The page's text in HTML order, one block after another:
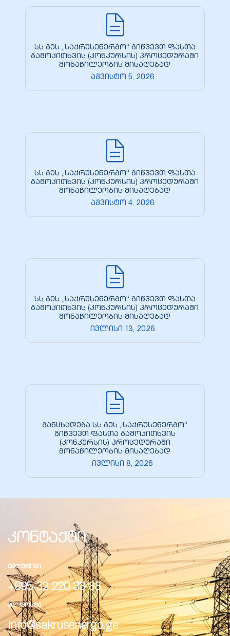
სს გეს „საქრუსენერგო“ გიწვევთ ფასთა
გამოკითხვის (კონკურსის) პროცედურაში
მონაწილეობის მისაღებად
აგვისტო 5, 2026
სს გეს „საქრუსენერგო“ გიწვევთ ფასთა
გამოკითხვის (კონკურსის) პროცედურაში
მონაწილეობის მისაღებად
აგვისტო 4, 2026
სს გეს „საქრუსენერგო“ გიწვევთ ფასთა
გამოკითხვის (კონკურსის) პროცედურაში
მონაწილეობის მისაღებად
ივლისი 13, 2026
განცხადება სს გეს „საქრუსენერგო“
გიწვევთ ფასთა გამოკითხვის
(კონკურსის) პროცედურაში
მონაწილეობის მისაღებად
ივლისი 8, 2026
კონტაქტი
ᲢᲔᲚᲔᲤᲘᲜᲘ
+995 32 220 33 88
ᲔᲚ-ᲤᲝᲡᲢᲐ
info@sakrusenergo.ge